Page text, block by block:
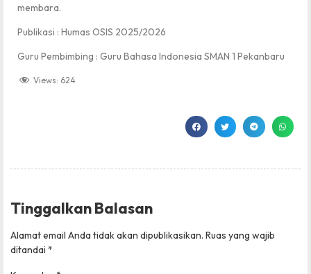
membara.
Publikasi : Humas OSIS 2025/2026
Guru Pembimbing : Guru Bahasa Indonesia SMAN 1 Pekanbaru
Views: 624
Tinggalkan Balasan
Alamat email Anda tidak akan dipublikasikan. Ruas yang wajib
ditandai *